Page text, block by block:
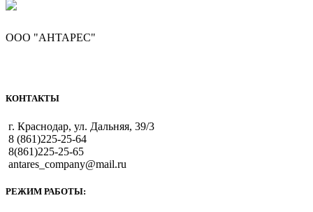
ООО "АНТАРЕС"
КОНТАКТЫ
г. Краснодар, ул. Дальняя, 39/3
8 (861)225-25-64
8(861)225-25-65
antares_company@mail.ru
РЕЖИМ РАБОТЫ: